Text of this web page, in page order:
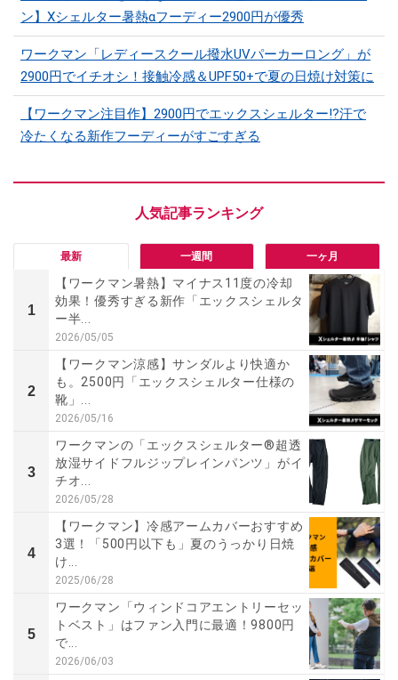
ン】Xシェルター暑熱αフーディー2900円が優秀
ワークマン「レディースクール撥水UVパーカーロング」が
2900円でイチオシ！接触冷感＆UPF50+で夏の日焼け対策に
【ワークマン注目作】2900円でエックスシェルター!?汗で
冷たくなる新作フーディーがすごすぎる
最新 一週間 一ヶ月
1
【ワークマン暑熱】マイナス11度の冷却
効果！優秀すぎる新作「エックスシェルタ
ー半...
2026/05/05
2
【ワークマン涼感】サンダルより快適か
も。2500円「エックスシェルター仕様の
靴」...
2026/05/16
3
ワークマンの「エックスシェルター®超透
放湿サイドフルジップレインパンツ」がイ
チオ...
2026/05/28
4
【ワークマン】冷感アームカバーおすすめ
3選！「500円以下も」夏のうっかり日焼
け...
2025/06/28
5
ワークマン「ウィンドコアエントリーセッ
トベスト」はファン入門に最適！9800円
で...
2026/06/03